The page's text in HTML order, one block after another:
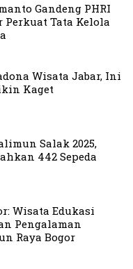
Gandeng PHRI
Perkuat Tata Kelola
Wisata Jabar, Ini
Kaget
Salak 2025,
442 Sepeda
Wisata Edukasi
Pengalaman
Raya Bogor